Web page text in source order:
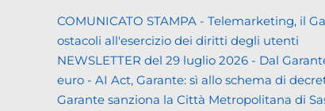
COMUNICATO STAMPA - Telemarketing, il
ostacoli all'esercizio dei diritti degli utenti
NEWSLETTER del 29 luglio 2026 - Dal
euro - AI Act, Garante: sì allo schema di
Garante sanziona la Città Metropolitana di